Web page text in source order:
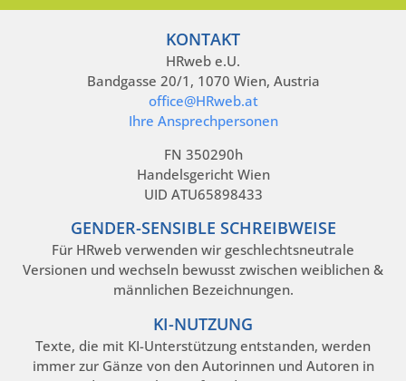
KONTAKT
HRweb e.U.
Bandgasse 20/1, 1070 Wien, Austria
office@HRweb.at
Ihre Ansprechpersonen
FN 350290h
Handelsgericht Wien
UID ATU65898433
GENDER-SENSIBLE SCHREIBWEISE
Für HRweb verwenden wir geschlechtsneutrale
Versionen und wechseln bewusst zwischen weiblichen &
männlichen Bezeichnungen.
KI-NUTZUNG
Texte, die mit KI-Unterstützung entstanden, werden
immer zur Gänze von den Autorinnen und Autoren in